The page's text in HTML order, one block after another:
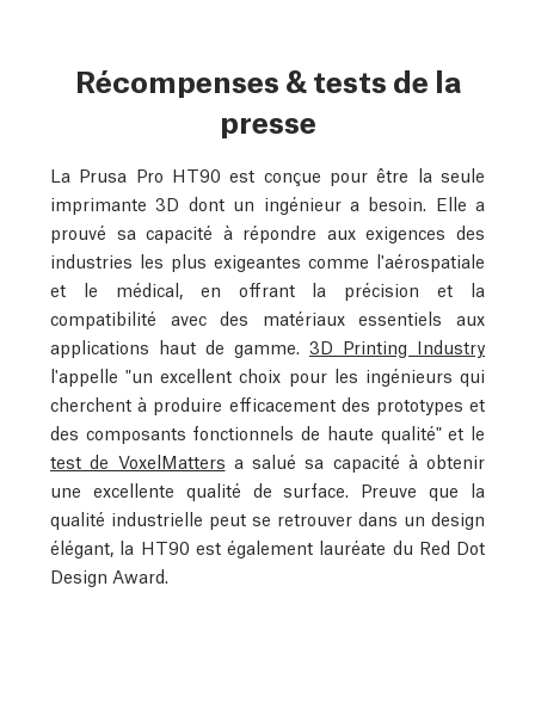
Récompenses & tests de la
presse
La Prusa Pro HT90 est conçue pour être la seule
imprimante 3D dont un ingénieur a besoin. Elle a
prouvé sa capacité à répondre aux exigences des
industries les plus exigeantes comme l'aérospatiale
et le médical, en offrant la précision et la
compatibilité avec des matériaux essentiels aux
applications haut de gamme. 3D Printing Industry
l'appelle "un excellent choix pour les ingénieurs qui
cherchent à produire efficacement des prototypes et
des composants fonctionnels de haute qualité" et le
test de VoxelMatters a salué sa capacité à obtenir
une excellente qualité de surface. Preuve que la
qualité industrielle peut se retrouver dans un design
élégant, la HT90 est également lauréate du Red Dot
Design Award.